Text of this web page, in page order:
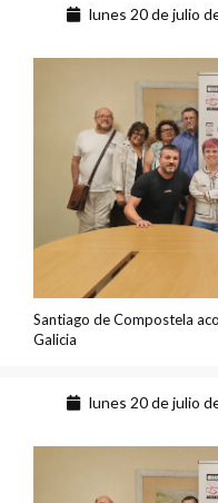
lunes 20 de julio
Santiago de Compostela
Galicia
lunes 20 de julio